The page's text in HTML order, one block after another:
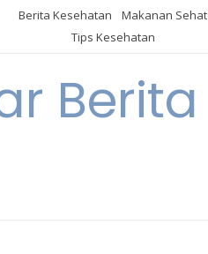
Berita Kesehatan
Makanan Sehat
Tips Kesehatan
Berita